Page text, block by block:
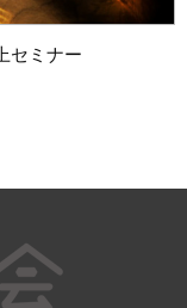
セミナー